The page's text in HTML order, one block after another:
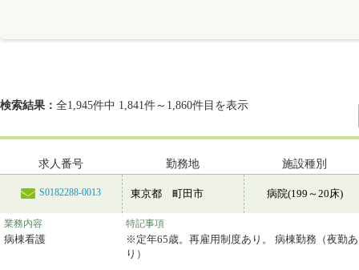
検索結果： 全1,945件中 1,841件～1,860件目を表示
求人番号 勤務地 施設種別
S0182288-0013 東京都 町田市 病院(199～20床)
業務内容
病棟看護
特記事項
※定年65歳。再雇用制度あり。 病棟勤務（夜勤あ
り）